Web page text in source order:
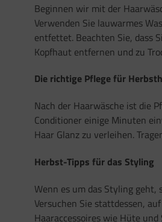
Beginnen wir mit der
Verwenden Sie lauwarmes
entfettet. Beachten Sie, dass
Kopfhaut entfernen und zu
Die richtige Pflege für
Nach der Haarwäsche ist die
Conditioner einige Minuten
Haar Glanz zu verleihen.
Herbst-Tipps für das Styling
Wenn es um das Styling
Versuchen Sie stattdessen,
Haaraccessoires wie Hüte